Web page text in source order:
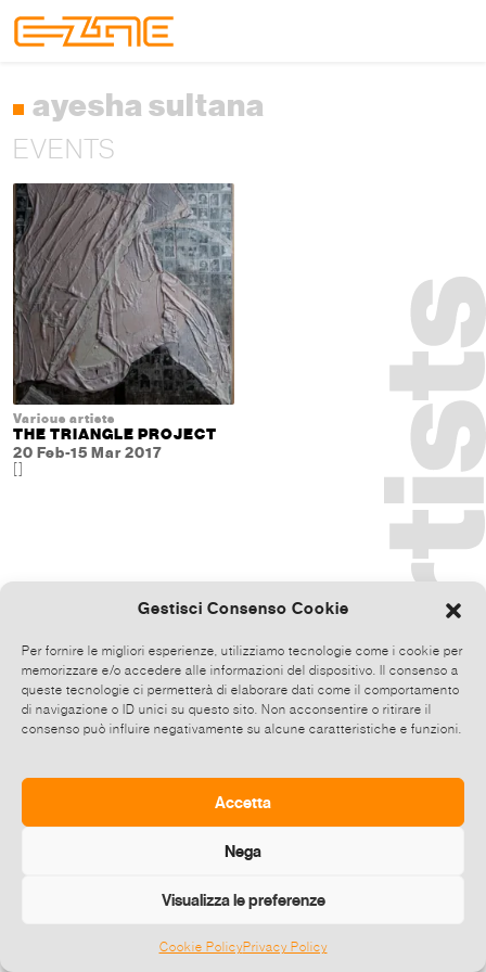
Gestisci Consenso Cookie
Per fornire le migliori esperienze, utilizziamo tecnologie come i cookie per
memorizzare e/o accedere alle informazioni del dispositivo. Il consenso a
queste tecnologie ci permetterà di elaborare dati come il comportamento
di navigazione o ID unici su questo sito. Non acconsentire o ritirare il
consenso può influire negativamente su alcune caratteristiche e funzioni.
Accetta
Nega
Visualizza le preferenze
Cookie PolicyPrivacy Policy
ayesha sultana
EVENTS
Various artists
THE TRIANGLE PROJECT
20 Feb-15 Mar 2017
[]
©2026 E-zine